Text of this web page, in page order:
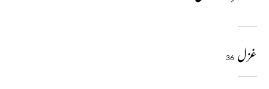
غزل 36